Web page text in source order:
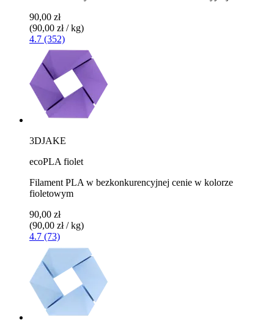
90,00 zł
(90,00 zł / kg)
4.7 (352)
3DJAKE
ecoPLA fiolet
Filament PLA w bezkonkurencyjnej cenie w kolorze
fioletowym
90,00 zł
(90,00 zł / kg)
4.7 (73)